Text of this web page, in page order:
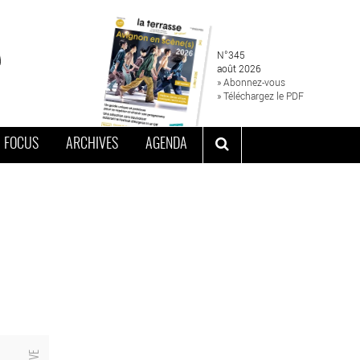
N°345
août 2026
» Abonnez-vous
» Téléchargez le PDF
FOCUS ARCHIVES AGENDA